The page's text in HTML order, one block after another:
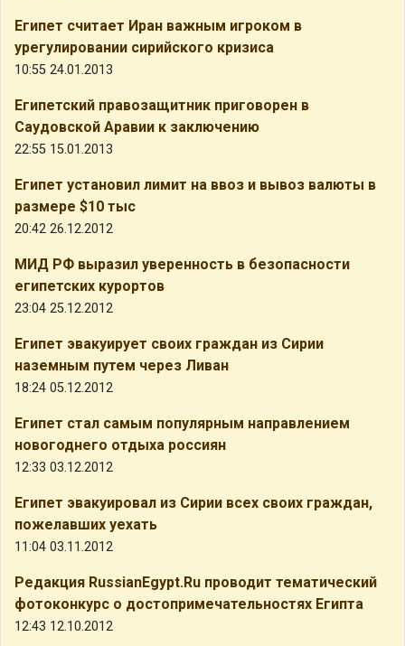
Египет считает Иран важным игроком в
урегулировании сирийского кризиса
10:55 24.01.2013
Египетский правозащитник приговорен в
Саудовской Аравии к заключению
22:55 15.01.2013
Египет установил лимит на ввоз и вывоз валюты в
размере $10 тыс
20:42 26.12.2012
МИД РФ выразил уверенность в безопасности
египетских курортов
23:04 25.12.2012
Египет эвакуирует своих граждан из Сирии
наземным путем через Ливан
18:24 05.12.2012
Египет стал самым популярным направлением
новогоднего отдыха россиян
12:33 03.12.2012
Египет эвакуировал из Сирии всех своих граждан,
пожелавших уехать
11:04 03.11.2012
Редакция RussianEgypt.Ru проводит тематический
фотоконкурс о достопримечательностях Египта
12:43 12.10.2012